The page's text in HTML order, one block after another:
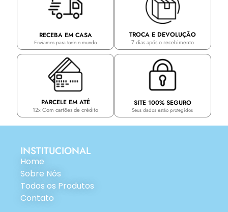
RECEBA EM CASA
Enviamos para todo o mundo
TROCA E DEVOLUÇÃO
7 dias após o recebimento
PARCELE EM ATÉ
12x Com cartões de crédito
SITE 100% SEGURO
Seus dados estão protegidos
INSTITUCIONAL
Home
Sobre Nós
Todos os Produtos
Contato